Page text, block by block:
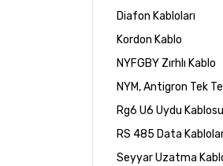
Diafon Kabloları
Kordon Kablo
NYFGBY Zırhlı Kablo
NYM, Antigron Tek
Rg6 U6 Uydu Kablosu
RS 485 Data
Seyyar Uzatma